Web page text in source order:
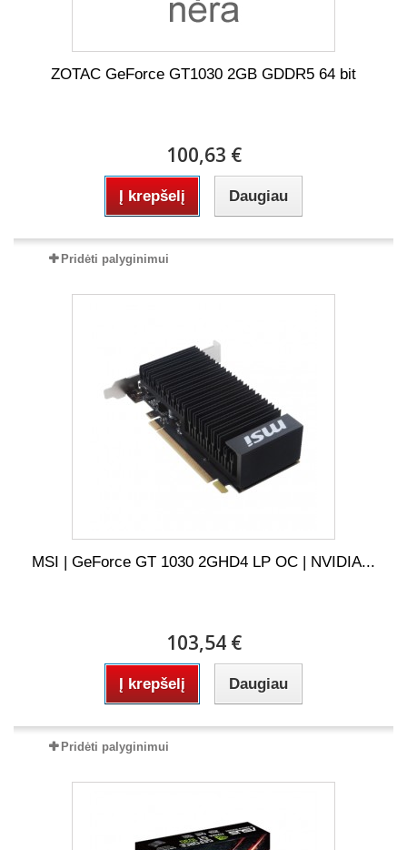
ZOTAC GeForce GT1030 2GB GDDR5 64 bit
100,63 €
Į krepšelį Daugiau
Pridėti palyginimui
MSI | GeForce GT 1030 2GHD4 LP OC | NVIDIA...
103,54 €
Į krepšelį Daugiau
Pridėti palyginimui